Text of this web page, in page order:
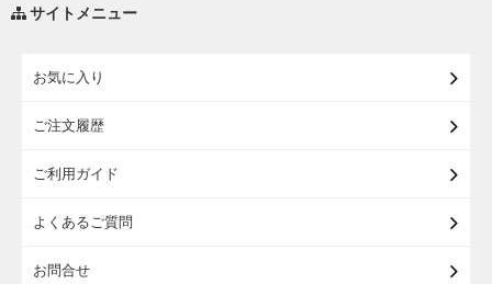
サイトメニュー
お気に入り
ご注文履歴
ご利用ガイド
よくあるご質問
お問合せ